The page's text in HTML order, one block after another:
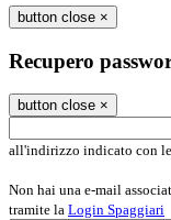
button close ×
Recupero
button close ×
all'indirizzo indicato con
Non hai una e-mail
tramite la Login Spaggiari